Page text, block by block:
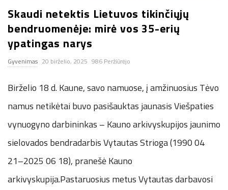
n
.
n
e
t
Skaudi netektis Lietuvos tikinčiųjų
bendruomenėje: mirė vos 35-erių
ypatingas narys
Gyvenimas 20 birželio, 2025 986 Peržiūrėjo
Birželio 18 d. Kaune, savo namuose, į amžinuosius Tėvo
namus netikėtai buvo pasišauktas jaunasis Viešpaties
vynuogyno darbininkas – Kauno arkivyskupijos jaunimo
sielovados bendradarbis Vytautas Strioga (1990 04
21–2025 06 18), pranešė Kauno
arkivyskupija.Pastaruosius metus Vytautas darbavosi